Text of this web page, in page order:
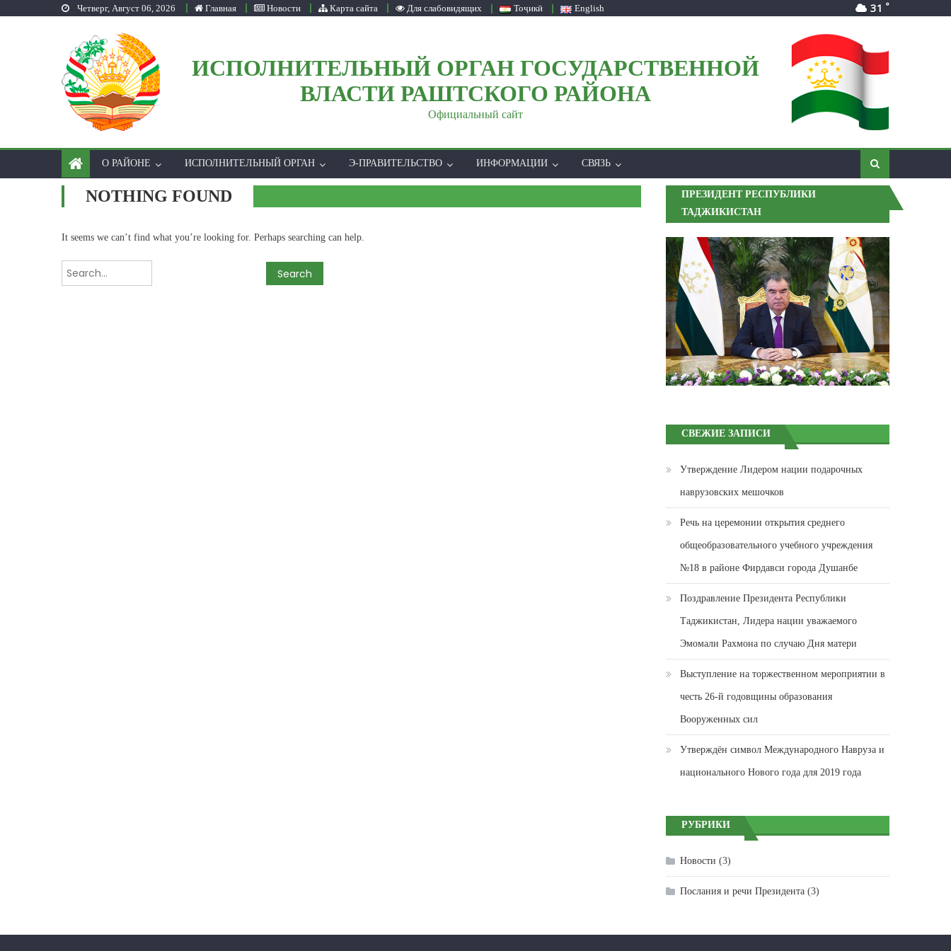
Четверг, Август 06, 2026 Главная Новости Карта сайта Для слабовидящих Тоҷикӣ English 31 °
ИСПОЛНИТЕЛЬНЫЙ ОРГАН ГОСУДАРСТВЕННОЙ
ВЛАСТИ РАШТСКОГО РАЙОНА
Официальный сайт
О РАЙОНЕ ИСПОЛНИТЕЛЬНЫЙ ОРГАН Э-ПРАВИТЕЛЬСТВО ИНФОРМАЦИИ СВЯЗЬ
NOTHING FOUND
It seems we can’t find what you’re looking for. Perhaps searching can help.
Search for:
ПРЕЗИДЕНТ РЕСПУБЛИКИ
ТАДЖИКИСТАН
СВЕЖИЕ ЗАПИСИ
Утверждение Лидером нации подарочных
наврузовских мешочков
Речь на церемонии открытия среднего
общеобразовательного учебного учреждения
№18 в районе Фирдавси города Душанбе
Поздравление Президента Республики
Таджикистан, Лидера нации уважаемого
Эмомали Рахмона по случаю Дня матери
Выступление на торжественном мероприятии в
честь 26-й годовщины образования
Вооруженных сил
Утверждён символ Международного Навруза и
национального Нового года для 2019 года
РУБРИКИ
Новости (3)
Послания и речи Президента (3)